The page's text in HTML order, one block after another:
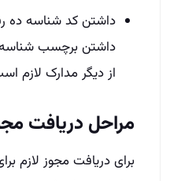
داشتن کد شناسه ده
داشتن برچسب
از دیگر مدارک لازم
مراحل دریافت
برای دریافت مجوز لازم